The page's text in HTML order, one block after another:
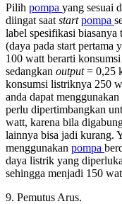
Pilih pompa yang sesuai
diingat saat start pompa
label spesifikasi biasanya
(daya pada start pertama
100 watt berarti
sedangkan output= 0,25
konsumsi listriknya 250
anda dapat menggunakan
perlu dipertimbangkan
watt, karena bila
lainnya bisa jadi kurang.
menggunakan pompa
daya listrik yang
sehingga menjadi 150
9. Pemutus Arus.